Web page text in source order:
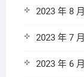
2023 年 8 月
2023 年 7 月
2023 年 6 月